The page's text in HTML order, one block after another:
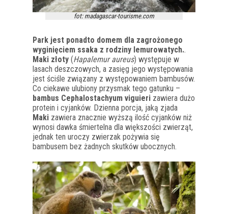
fot: madagascar-tourisme.com
Park jest ponadto domem dla zagrożonego
wyginięciem ssaka z rodziny lemurowatych..
Maki złoty (Hapalemur aureus) występuje w
lasach deszczowych, a zasięg jego występowania
jest ściśle związany z występowaniem bambusów.
Co ciekawe ulubiony przysmak tego gatunku –
bambus Cephalostachyum viguieri zawiera dużo
protein i cyjanków. Dzienna porcja, jaką zjada
Maki zawiera znacznie wyższą ilość cyjanków niż
wynosi dawka śmiertelna dla większości zwierząt,
jednak ten uroczy zwierzak pożywia się
bambusem bez żadnych skutków ubocznych.